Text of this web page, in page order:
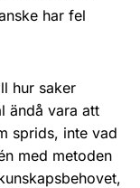
har fel
hur saker
ändå vara att
sprids, inte vad
med metoden